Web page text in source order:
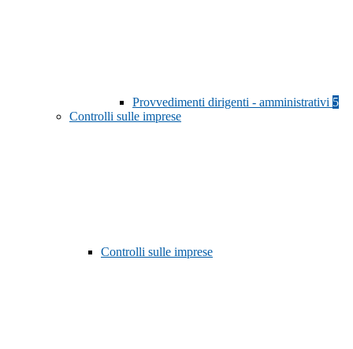
Provvedimenti dirigenti - amministrativi 5
Controlli sulle imprese
Controlli sulle imprese